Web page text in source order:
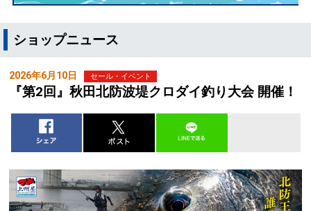
ショップニュース
2026年6月10日 セール・イベント
『第2回』秋田北防波堤クロダイ釣り大会 開催！